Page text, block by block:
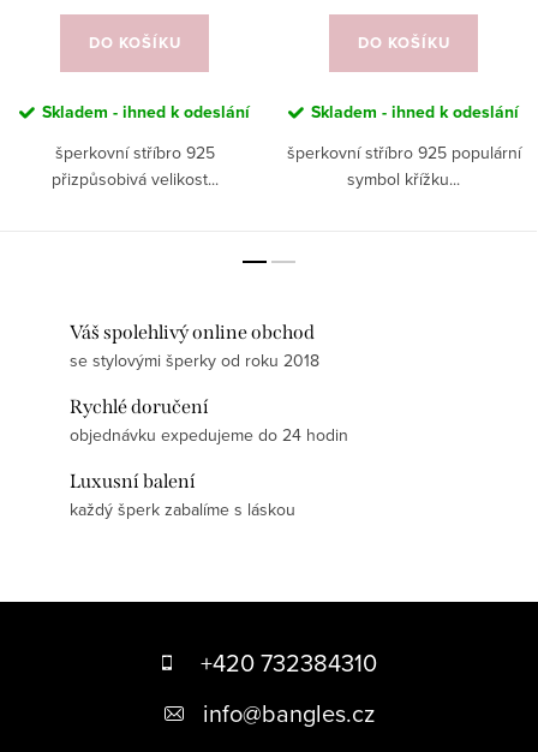
DO KOŠÍKU
Skladem - ihned k odeslání
šperkovní stříbro 925
přizpůsobivá velikost...
DO KOŠÍKU
Skladem - ihned k odeslání
šperkovní stříbro 925 populární
symbol křížku...
Váš spolehlivý online obchod
se stylovými šperky od roku 2018
Rychlé doručení
objednávku expedujeme do 24 hodin
Luxusní balení
každý šperk zabalíme s láskou
+420 732384310
info@bangles.cz